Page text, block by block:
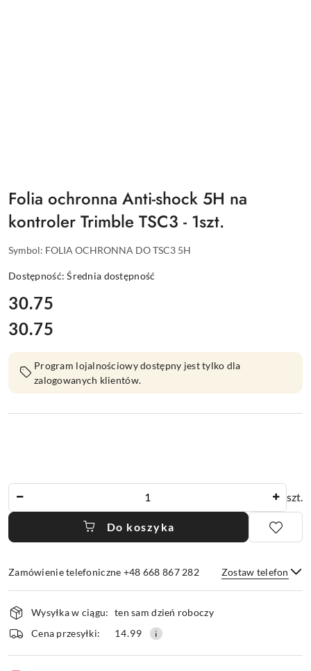
Folia ochronna Anti-shock 5H na
kontroler Trimble TSC3 - 1szt.
Symbol: FOLIA OCHRONNA DO TSC3 5H
Dostępność:Średnia dostępność
cena:
30.75
Cena:
30.75
Program lojalnościowy dostępny jest tylko dla
zalogowanych klientów.
szt.
Do koszyka
Zamówienie telefoniczne +48 668 867 282 Zostaw telefon
Wyślij
Dostępność
i
dostawa
Wysyłka w ciągu: ten sam dzień roboczy
Cena przesyłki:
14.99